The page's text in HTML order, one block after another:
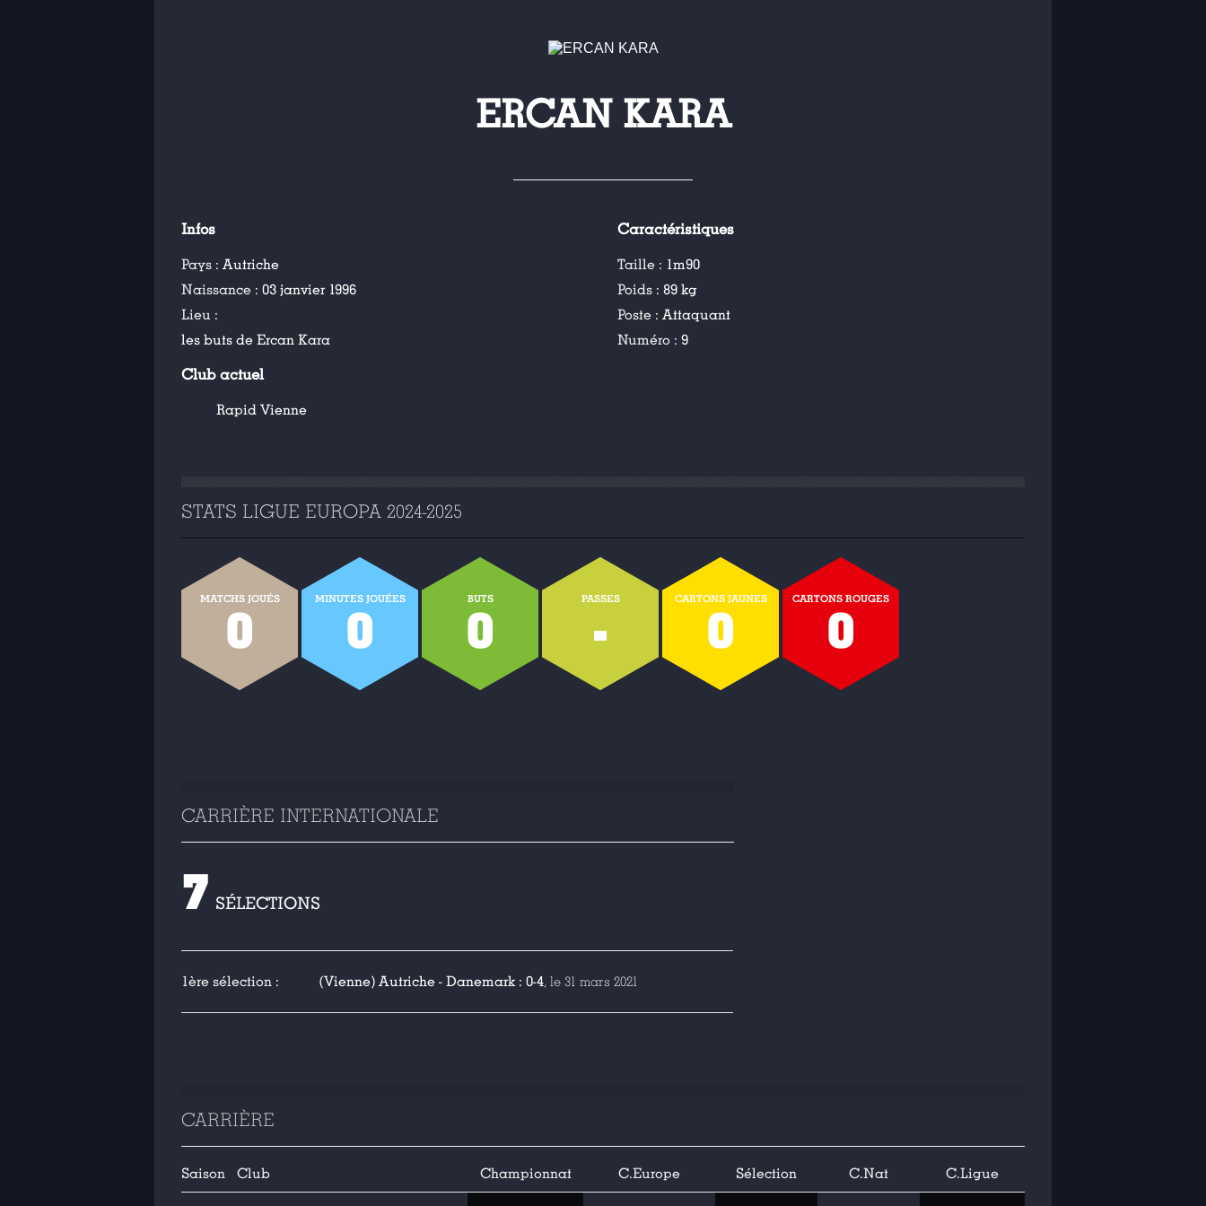
ERCAN KARA
Infos
Pays : Autriche
Naissance : 03 janvier 1996
Lieu :
les buts de Ercan Kara
Caractéristiques
Taille : 1m90
Poids :89 kg
Poste :Attaquant
Numéro :9
Club actuel
Rapid Vienne
STATS LIGUE EUROPA 2024-2025
MATCHS JOUÉS
0
MINUTES JOUÉES
0
BUTS
0
PASSES
-
CARTONS JAUNES
0
CARTONS ROUGES
0
CARRIÈRE INTERNATIONALE
7 SÉLECTIONS
1ère sélection : (Vienne) Autriche - Danemark : 0-4, le 31 mars 2021
CARRIÈRE
Saison Club Championnat C.Europe Sélection C.Nat C.Ligue